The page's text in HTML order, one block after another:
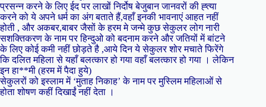
प्रसन्न करने के लिए ईद पर लाखों निर्दोष बेजुबान जानवरों की ह्त्या
करने को ये अपने धर्म का अंग बताते हैं,वहाँ इनकी भावनाएं आहत नहीं
होती , और अकबर,बाबर जैसों के हरम मे जन्मे कुछ सेकुलर लोग नारी
सशक्तिकरण के नाम पर हिन्दुओ को बदनाम करने और जतियों में बांटने
के लिए कोई कमी नहीं छोड़ते है ,आये दिन ये सेकुलर शोर मचाते फिरेंगे
कि दलित महिला से यहाँ बलत्कार हो गया वहाँ बलत्कार हो गया । लेकिन
इन हा**मी (हरम में पैदा हुये)
सेकुलरों को इस्लाम में ‘मुताह निकाह’ के नाम पर मुस्लिम महिलाओं से
होता शोषण कहीं दिखाईं नहीं देता ।